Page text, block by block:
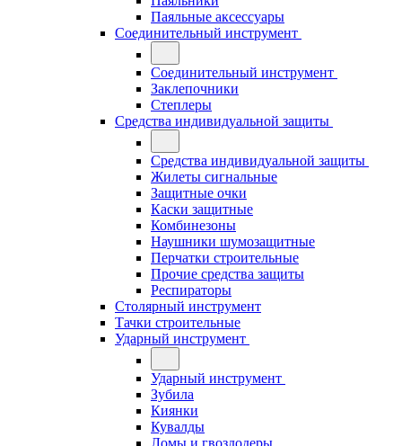
Паяльные аксессуары
Соединительный инструмент
Соединительный инструмент
Заклепочники
Степлеры
Средства индивидуальной защиты
Средства индивидуальной защиты
Жилеты сигнальные
Защитные очки
Каски защитные
Комбинезоны
Наушники шумозащитные
Перчатки строительные
Прочие средства защиты
Респираторы
Столярный инструмент
Тачки строительные
Ударный инструмент
Ударный инструмент
Зубила
Киянки
Кувалды
Ломы и гвоздодеры